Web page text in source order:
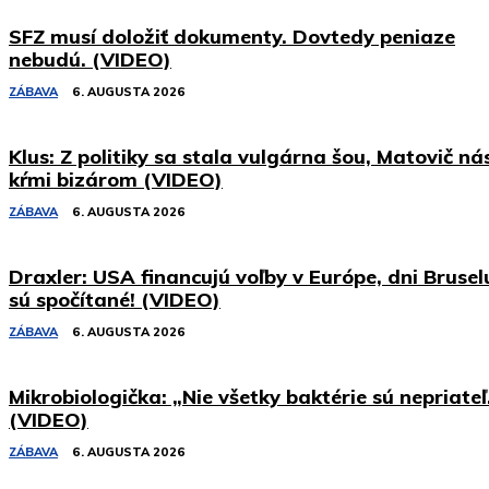
SFZ musí doložiť dokumenty. Dovtedy peniaze
nebudú. (VIDEO)
ZÁBAVA 6. AUGUSTA 2026
Klus: Z politiky sa stala vulgárna šou, Matovič
kŕmi bizárom (VIDEO)
ZÁBAVA 6. AUGUSTA 2026
Draxler: USA financujú voľby v Európe, dni
sú spočítané! (VIDEO)
ZÁBAVA 6. AUGUSTA 2026
Mikrobiologička: „Nie všetky baktérie sú
(VIDEO)
ZÁBAVA 6. AUGUSTA 2026